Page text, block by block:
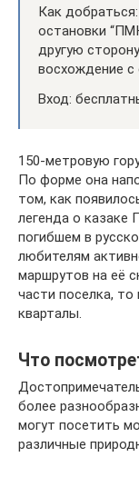
Как
остановки
другую
восхождение с
Вход:
150-метровую
По форме она
том, как
легенда о казаке
погибшем в
любителям
маршрутов на её
части поселка,
кварталы.
Что
более
могут посетить
различные